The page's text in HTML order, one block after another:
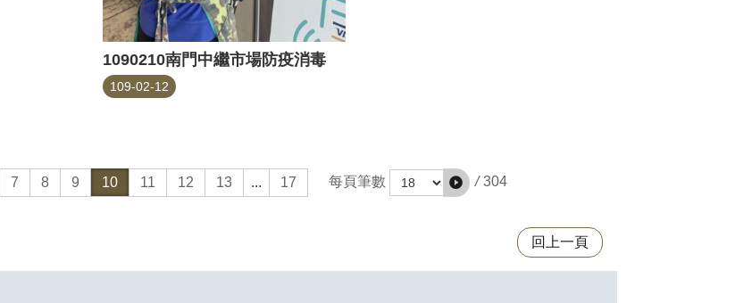
1090210南門中繼市場防疫消毒
109-02-12
7 8 9 10 11 12 13 ... 17 每頁筆數 / 304
回上一頁